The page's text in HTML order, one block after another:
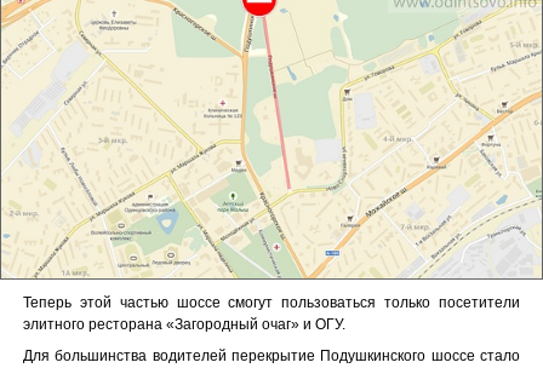
Теперь этой частью шоссе смогут пользоваться только посетители
элитного ресторана «Загородный очаг» и ОГУ.
Для большинства водителей перекрытие Подушкинского шоссе стало